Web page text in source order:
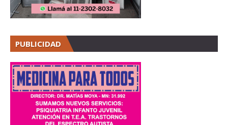
PUBLICIDAD